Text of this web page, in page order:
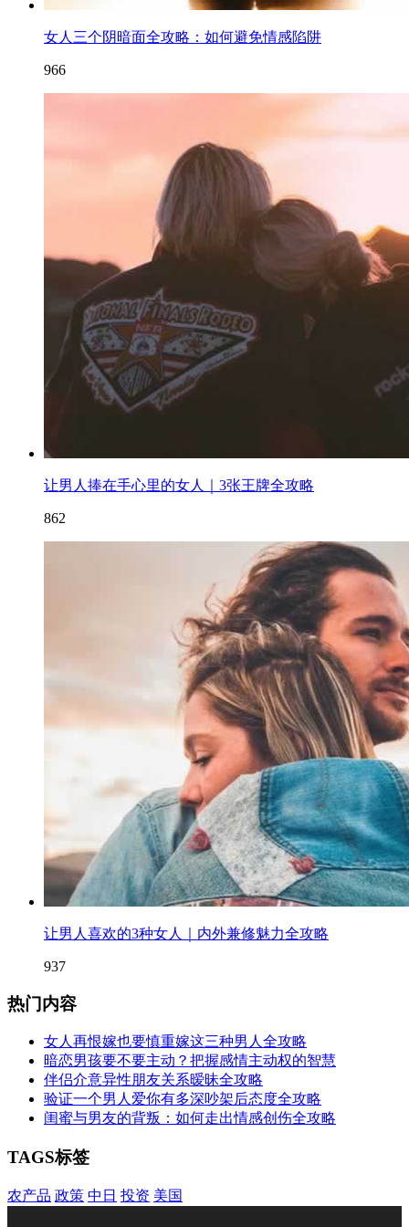
女人三个阴暗面全攻略：如何避免情感陷阱
966
让男人捧在手心里的女人｜3张王牌全攻略
862
让男人喜欢的3种女人｜内外兼修魅力全攻略
937
热门内容
女人再恨嫁也要慎重嫁这三种男人全攻略
暗恋男孩要不要主动？把握感情主动权的智慧
伴侣介意异性朋友关系暧昧全攻略
验证一个男人爱你有多深吵架后态度全攻略
闺蜜与男友的背叛：如何走出情感创伤全攻略
TAGS标签
农产品 政策 中日 投资 美国